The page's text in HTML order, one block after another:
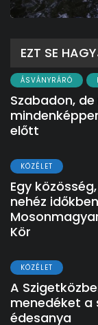
EZT SE
ÁSVÁNYRÁRÓ
Szabadon,
előtt
KÖZÉLET
Egy
nehéz
Kör
KÖZÉLET
A
menedéket a
édesanya